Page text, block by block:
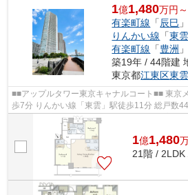
1億1,480万円～
有楽町線 「辰巳
りんかい線 「東雲
有楽町線 「豊洲
築19年 / 44階建
東京都江東区東雲
■■アップルタワー東京キャナルコート■■ 東京メトロ有楽町線「辰巳」駅徒
歩7分 りんかい線「東雲」駅徒歩11分 総戸数440戸 鉄筋コンクリート造
（RC）地下2階付地上44階建 2007年2月完...
1億1,480
21階 / 2LDK